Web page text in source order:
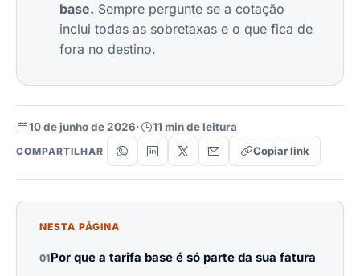
base. Sempre pergunte se a cotação
inclui todas as sobretaxas e o que fica de
fora no destino.
10 de junho de 2026· 11 min de leitura
COMPARTILHAR Copiar link
NESTA PÁGINA
01Por que a tarifa base é só parte da sua fatura